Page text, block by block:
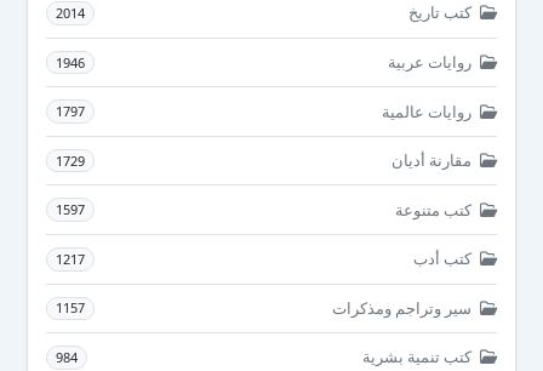
كتب تاريخ 2014
روايات عربية 1946
روايات عالمية 1797
مقارنة أديان 1729
كتب متنوعة 1597
كتب أدب 1217
سير وتراجم ومذكرات 1157
كتب تنمية بشرية 984